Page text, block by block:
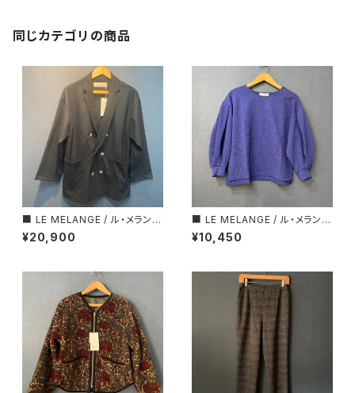
同じカテゴリの商品
■ LE MELANGE / ル・メランジ
ュ ■ ウールライク・オーバーサ
イズ・ダブルジャケット■NAVY
¥20,900
■ LE MELANGE / ル・メランジ
ュ ■ サッカー生地・トップス■M
ADE IN JAPAN
¥10,450